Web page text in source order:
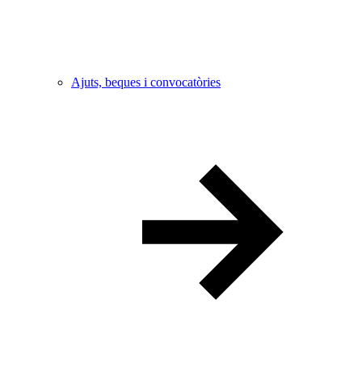
Ajuts, beques i convocatòries